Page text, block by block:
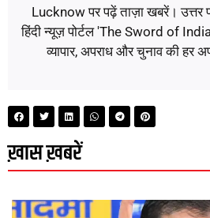
Lucknow पर पढ़ें ताज़ा खबरें। उत्तर
हिंदी न्यूज़ पोर्टल 'The Sword of
व्यापार, अपराध और चुनाव की हर
ख़ास ख़बरें